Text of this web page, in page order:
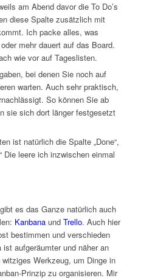
am Abend davor die To Do’s
diese Spalte zusätzlich mit
Ich packe alles, was
mehr dauert auf das Board.
wie vor auf Tageslisten.
bei denen Sie noch auf
warten. Auch sehr praktisch,
So können Sie ab
sie sich dort länger festgesetzt
ist natürlich die Spalte „Done“,
Die leere ich inzwischen einmal
es das Ganze natürlich auch
Kanbanaund Trello. Auch hier
bestimmen und verschieden
aufgeräumter und näher an
Werkzeug, um Dinge in
Prinzip zu organisieren. Mir